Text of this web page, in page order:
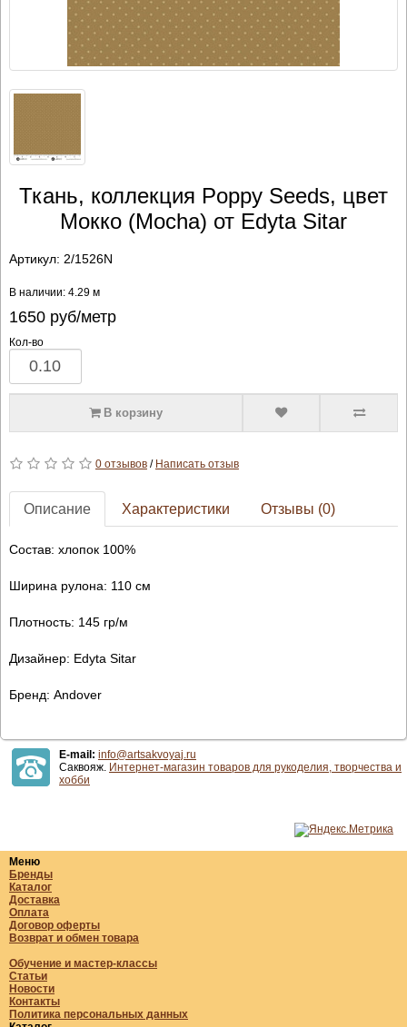
Ткань, коллекция Poppy Seeds, цвет
Мокко (Mocha) от Edyta Sitar
Артикул: 2/1526N
В наличии: 4.29 м
1650руб/метр
Кол-во
В корзину
0 отзывов/ Написать отзыв
Описание Характеристики Отзывы (0)
Состав: хлопок 100%
Ширина рулона: 110 см
Плотность: 145 гр/м
Дизайнер: Edyta Sitar
Бренд: Andover
E-mail: info@artsakvoyaj.ru
Саквояж. Интернет-магазин товаров для рукоделия, творчества и
хобби
Меню
Бренды
Каталог
Доставка
Оплата
Договор оферты
Возврат и обмен товара
Обучение и мастер-классы
Статьи
Новости
Контакты
Политика персональных данных